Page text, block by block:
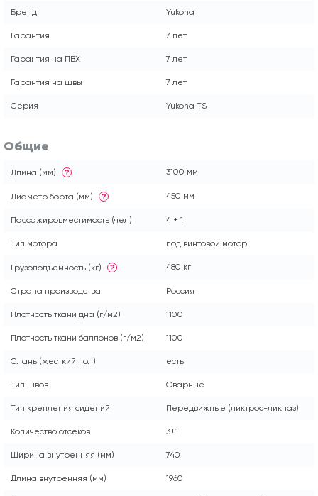
Бренд Yukona
Гарантия 7 лет
Гарантия на ПВХ 7 лет
Гарантия на швы 7 лет
Серия Yukona TS
Общие
Длина (мм) ? 3100 мм
Диаметр борта (мм) ? 450 мм
Пассажировместимость (чел) 4 + 1
Тип мотора под винтовой мотор
Грузоподъемность (кг) ? 480 кг
Страна производства Россия
Плотность ткани дна (г/м2) 1100
Плотность ткани баллонов (г/м2) 1100
Слань (жесткий пол) есть
Тип швов Сварные
Тип крепления сидений Передвижные (ликтрос-ликпаз)
Количество отсеков 3+1
Ширина внутренняя (мм) 740
Длина внутренняя (мм) 1960